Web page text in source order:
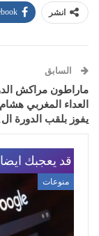
انشر
السابق
ماراطون مراكش
العداء المغربي
يفوز بلقب الدورة ال31
قد يعجبك ايضا
منوعات